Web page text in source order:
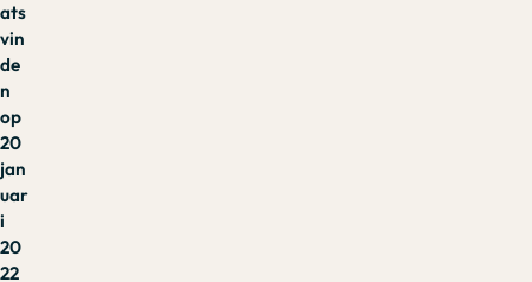
ats
vin
de
n
op
20
jan
uar
i
20
22